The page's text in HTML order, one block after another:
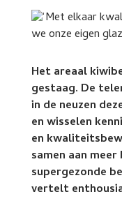
Het areaal
gestaag. De
in de neuzen
en wisselen
en
samen aan
supergezonde
vertelt